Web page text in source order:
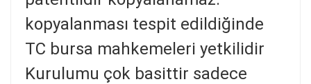
kopyalanması tespit edildiğinde
TC bursa mahkemeleri yetkilidir
Kurulumu çok basittir sadece